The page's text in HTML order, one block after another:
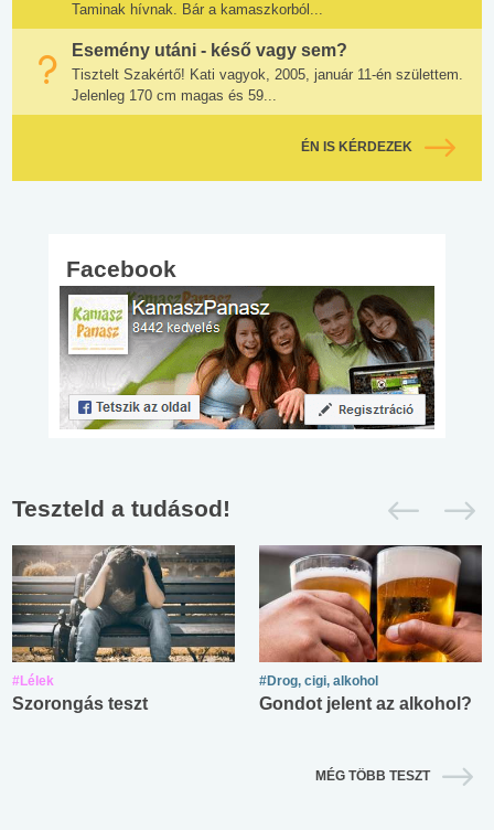
Taminak hívnak. Bár a kamaszkorból...
Esemény utáni - késő vagy sem?
Tisztelt Szakértő! Kati vagyok, 2005, január 11-én születtem.
Jelenleg 170 cm magas és 59...
ÉN IS KÉRDEZEK
Facebook
Teszteld a tudásod!
#Lélek
Szorongás teszt
#Drog, cigi, alkohol
Gondot jelent az alkohol?
MÉG TÖBB TESZT